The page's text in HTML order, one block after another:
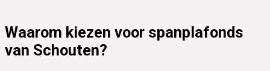
Waarom kiezen voor spanplafonds
van Schouten?